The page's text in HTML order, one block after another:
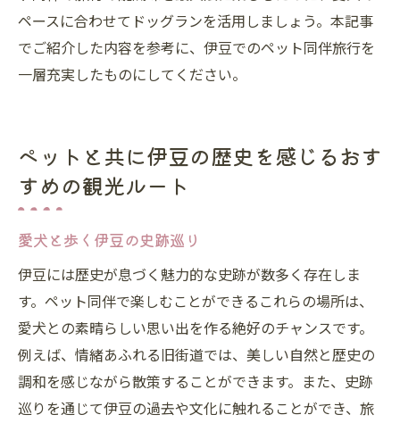
ペースに合わせてドッグランを活用しましょう。本記事
でご紹介した内容を参考に、伊豆でのペット同伴旅行を
一層充実したものにしてください。
ペットと共に伊豆の歴史を感じるおす
すめの観光ルート
愛犬と歩く伊豆の史跡巡り
伊豆には歴史が息づく魅力的な史跡が数多く存在しま
す。ペット同伴で楽しむことができるこれらの場所は、
愛犬との素晴らしい思い出を作る絶好のチャンスです。
例えば、情緒あふれる旧街道では、美しい自然と歴史の
調和を感じながら散策することができます。また、史跡
巡りを通じて伊豆の過去や文化に触れることができ、旅